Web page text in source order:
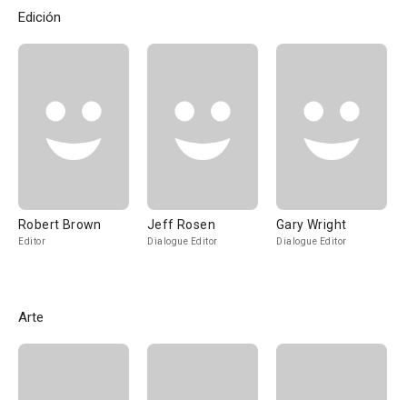
Edición
Robert Brown
Editor
Jeff Rosen
Dialogue Editor
Gary Wright
Dialogue Editor
Arte